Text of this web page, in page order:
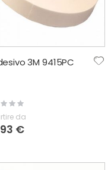
3M 9415PC
da
€